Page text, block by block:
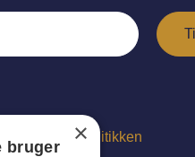
persondatapolitikken
×
bruger